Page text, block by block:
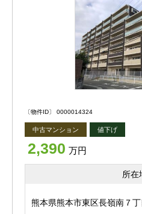
毎日が楽しく充実しそうな当
イフを送りませんか？♡
※現在居住中ですので内覧ご
可能性がございます。
詳しくはお問い合わせください
※緩衝区（小学校）：田迎小
※緩衝区（中学校）：託麻中
来客されました際にあわせて
専有面積は約108㎡と広々し
各居室もゆとりある設計で、
せる空間です。
そのままお住まいいただくこ
フォームして理想の住まいを
など、住まいづくりの楽しみ
コンビニやスーパーが徒歩圏
駅周辺には飲食店や美容室な
〔物件ID〕 0000014324
中古マンション 値下げ
2,390 万円
所在
熊本県熊本市東区長嶺南７丁